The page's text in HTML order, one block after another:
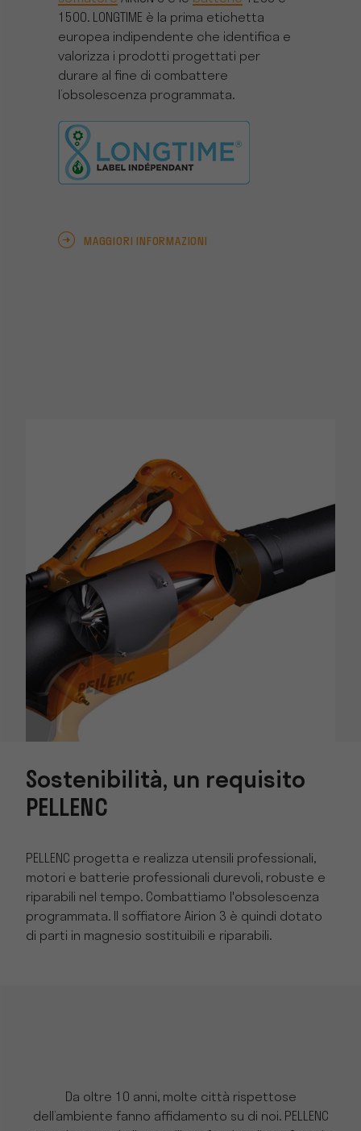
1500. LONGTIME è la prima etichetta
europea indipendente che identifica e
valorizza i prodotti progettati per
durare al fine di combattere
l’obsolescenza programmata.
MAGGIORI INFORMAZIONI
Sostenibilità, un requisito
PELLENC
PELLENC progetta e realizza utensili professionali,
motori e batterie professionali durevoli, robuste e
riparabili nel tempo. Combattiamo l'obsolescenza
programmata. Il soffiatore Airion 3 è quindi dotato
di parti in magnesio sostituibili e riparabili.
Da oltre 10 anni, molte città rispettose
dell’ambiente fanno affidamento su di noi. PELLENC